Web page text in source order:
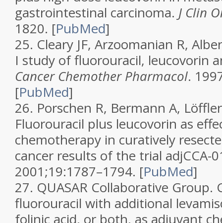
gastrointestinal carcinoma. J Clin
1820. [PubMed]
25. Cleary JF, Arzoomanian R,
I study of fluorouracil, leucovorin
Cancer Chemother Pharmacol.
[PubMed]
26. Porschen R, Bermann A,
Fluorouracil plus leucovorin as
chemotherapy in curatively
cancer results of the trial adjCCA-
2001;19:1787–1794. [PubMed]
27. QUASAR Collaborative Group.
fluorouracil with additional
folinic acid, or both, as adjuvant